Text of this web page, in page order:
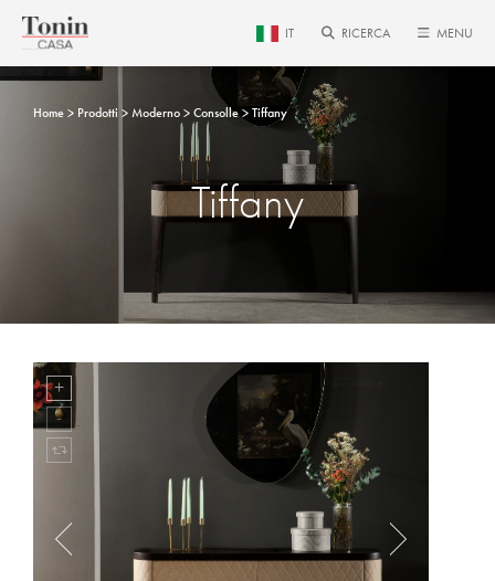
IT RICERCA MENU
Home Prodotti Moderno Consolle Tiffany
Tiffany